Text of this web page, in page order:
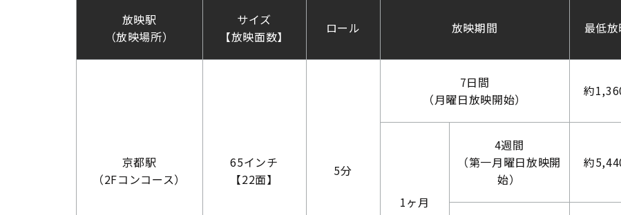
放映駅
（放映場所）
サイズ
【放映面数】
ロール 放映期間 最低
京都駅
（2Fコンコース）
65インチ
【22面】
5分
7日間
（月曜日放映開始）
約
1ヶ月
4週間
（第一月曜日放映開
始）
約